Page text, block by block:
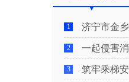
1 济宁市金乡县市场
2 一起侵害消
3 筑牢乘梯安全